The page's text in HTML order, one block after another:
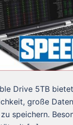
Drive 5TB
große
speichern.